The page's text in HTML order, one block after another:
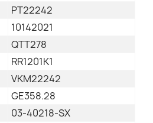
PT22242
10142021
QTT278
RR1201K1
VKM22242
GE358.28
03-40218-SX